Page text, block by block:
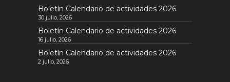
Boletín Calendario de actividades 2026
30 julio, 2026
Boletín Calendario de actividades 2026
16 julio, 2026
Boletín Calendario de actividades 2026
2 julio, 2026